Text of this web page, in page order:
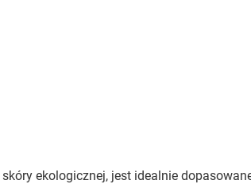
ekologicznej, jest idealnie